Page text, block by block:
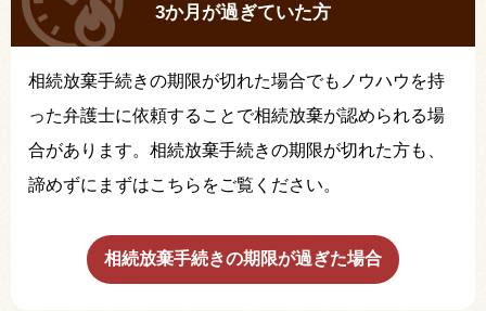
3か月が過ぎていた方
相続放棄手続きの期限が切れた場合でもノウハウを持
った弁護士に依頼することで相続放棄が認められる場
合があります。相続放棄手続きの期限が切れた方も、
諦めずにまずはこちらをご覧ください。
相続放棄手続きの期限が過ぎた場合